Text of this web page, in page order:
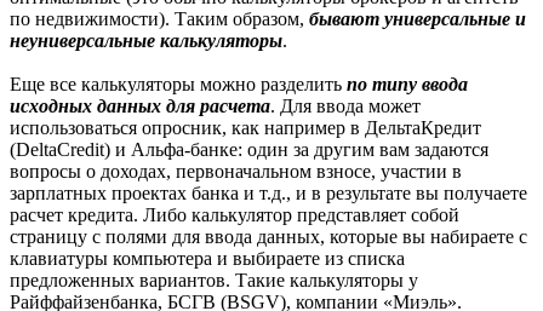
по недвижимости). Таким образом, бывают универсальные и
неуниверсальные калькуляторы.
Еще все калькуляторы можно разделить по типу ввода
исходных данных для расчета. Для ввода может
использоваться опросник, как например в ДельтаКредит
(DeltaCredit) и Альфа-банке: один за другим вам задаются
вопросы о доходах, первоначальном взносе, участии в
зарплатных проектах банка и т.д., и в результате вы получаете
расчет кредита. Либо калькулятор представляет собой
страницу с полями для ввода данных, которые вы набираете с
клавиатуры компьютера и выбираете из списка
предложенных вариантов. Такие калькуляторы у
Райффайзенбанка, БСГВ (BSGV), компании «Миэль».